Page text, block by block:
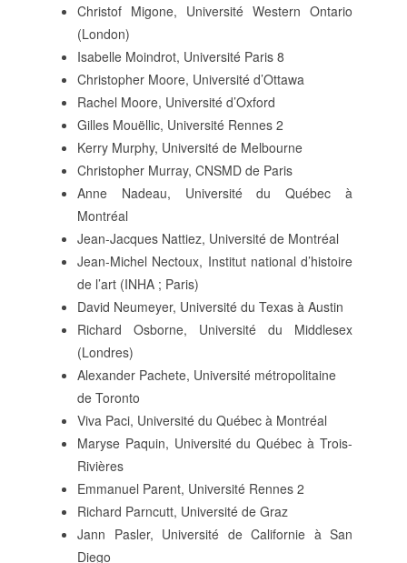
Christof Migone, Université Western Ontario
(London)
Isabelle Moindrot, Université Paris 8
Christopher Moore, Université d’Ottawa
Rachel Moore, Université d’Oxford
Gilles Mouëllic, Université Rennes 2
Kerry Murphy, Université de Melbourne
Christopher Murray, CNSMD de Paris
Anne Nadeau, Université du Québec à
Montréal
Jean-Jacques Nattiez, Université de Montréal
Jean-Michel Nectoux, Institut national d’histoire
de l’art (INHA ; Paris)
David Neumeyer, Université du Texas à Austin
Richard Osborne, Université du Middlesex
(Londres)
Alexander Pachete, Université métropolitaine
de Toronto
Viva Paci, Université du Québec à Montréal
Maryse Paquin, Université du Québec à Trois-
Rivières
Emmanuel Parent, Université Rennes 2
Richard Parncutt, Université de Graz
Jann Pasler, Université de Californie à San
Diego